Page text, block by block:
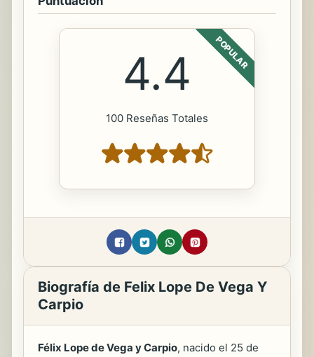
POPULAR
4.4
100 Reseñas Totales
Biografía de Felix Lope De Vega Y
Carpio
Félix Lope de Vega y Carpio, nacido el 25 de